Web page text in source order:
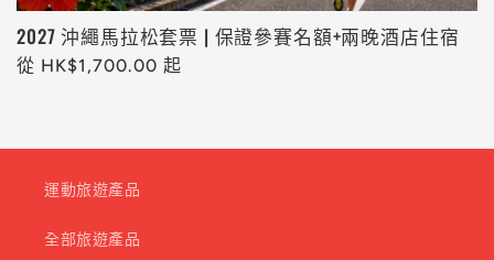
2027 沖繩馬拉松套票 | 保證參賽名額+兩晚酒店住宿
定
從 HK$1,700.00 起
運動旅遊產品
全部旅遊產品